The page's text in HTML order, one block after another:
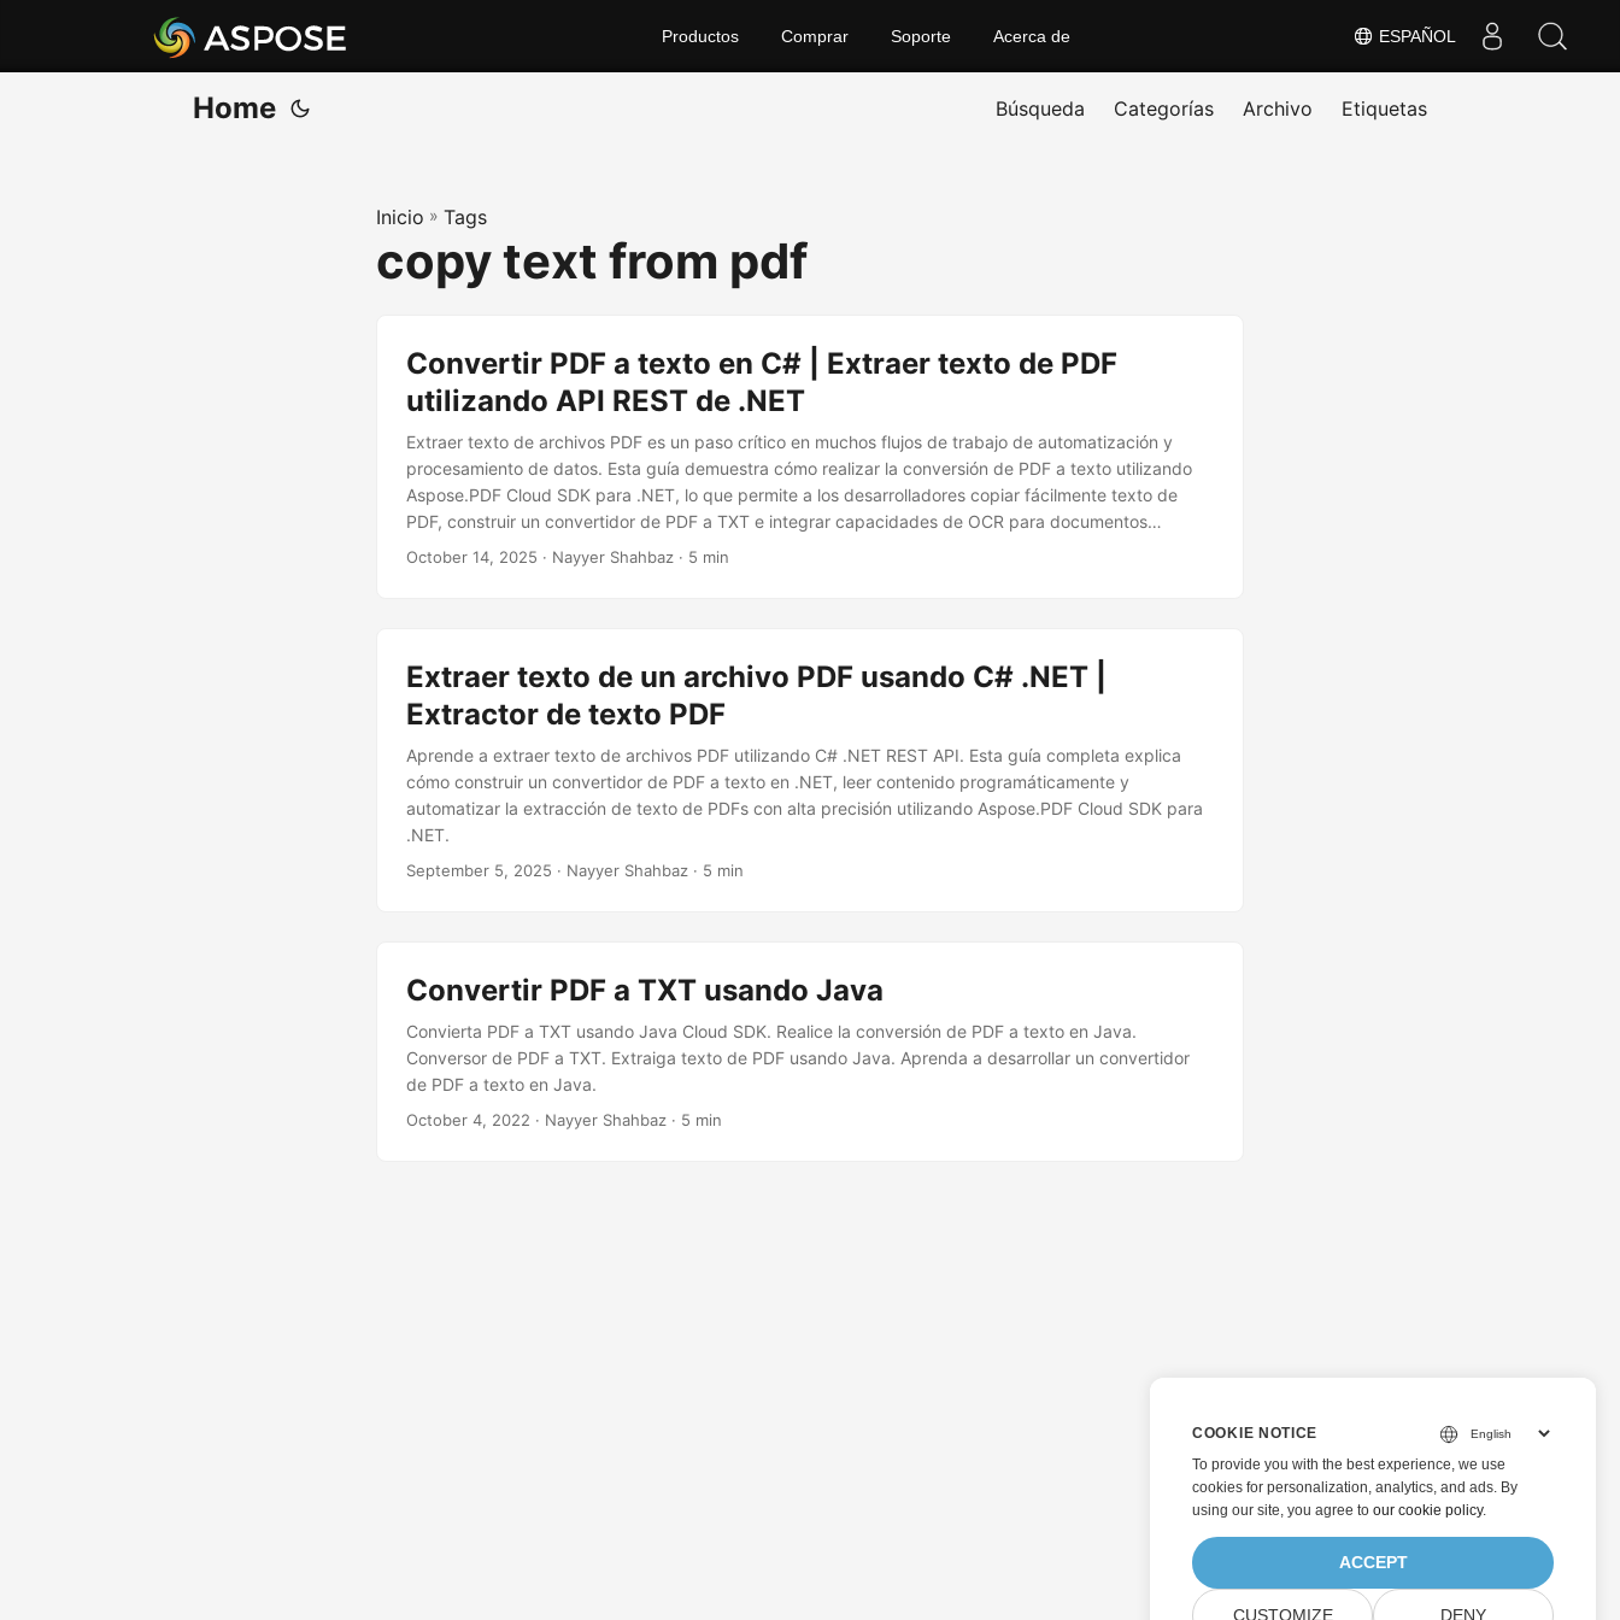
ESPAÑOL
Productos Comprar Soporte Acerca de
Home Búsqueda Categorías Archivo Etiquetas
Inicio » Tags
copy text from pdf
Convertir PDF a texto en C# | Extraer texto de PDF
utilizando API REST de .NET
Extraer texto de archivos PDF es un paso crítico en muchos flujos de trabajo de automatización y
procesamiento de datos. Esta guía demuestra cómo realizar la conversión de PDF a texto utilizando
Aspose.PDF Cloud SDK para .NET, lo que permite a los desarrolladores copiar fácilmente texto de
PDF, construir un convertidor de PDF a TXT e integrar capacidades de OCR para documentos
escaneados, todo a través de una única API REST.
October 14, 2025 · Nayyer Shahbaz · 5 min
Extraer texto de un archivo PDF usando C# .NET |
Extractor de texto PDF
Aprende a extraer texto de archivos PDF utilizando C# .NET REST API. Esta guía completa explica
cómo construir un convertidor de PDF a texto en .NET, leer contenido programáticamente y
automatizar la extracción de texto de PDFs con alta precisión utilizando Aspose.PDF Cloud SDK para
.NET.
September 5, 2025 · Nayyer Shahbaz · 5 min
Convertir PDF a TXT usando Java
Convierta PDF a TXT usando Java Cloud SDK. Realice la conversión de PDF a texto en Java.
Conversor de PDF a TXT. Extraiga texto de PDF usando Java. Aprenda a desarrollar un convertidor
de PDF a texto en Java.
October 4, 2022 · Nayyer Shahbaz · 5 min
COOKIE NOTICE
To provide you with the best experience, we use
cookies for personalization, analytics, and ads. By
using our site, you agree to our cookie policy.
ACCEPT
CUSTOMIZE DENY